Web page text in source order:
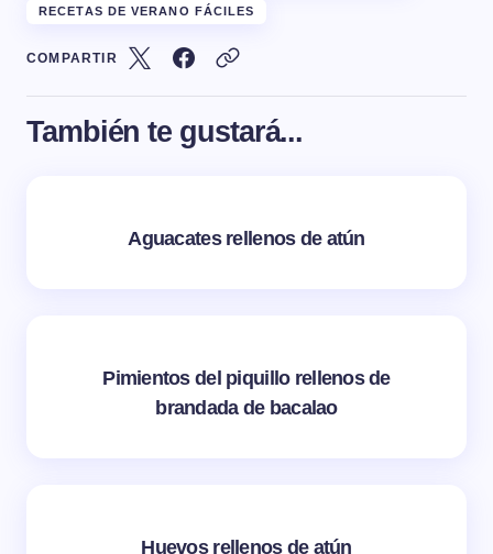
RECETAS DE VERANO FÁCILES
COMPARTIR
También te gustará...
Aguacates rellenos de atún
Pimientos del piquillo rellenos de
brandada de bacalao
Huevos rellenos de atún